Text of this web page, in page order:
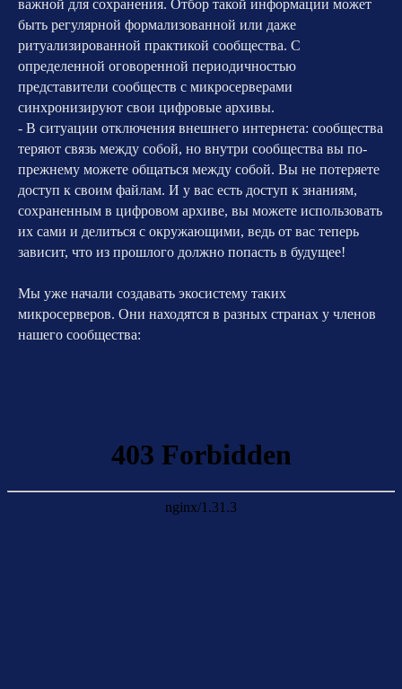
важной для сохранения. Отбор такой информации может
быть регулярной формализованной или даже
ритуализированной практикой сообщества. С
определенной оговоренной периодичностью
представители сообществ с микросерверами
синхронизируют свои цифровые архивы.
- В ситуации отключения внешнего интернета: сообщества
теряют связь между собой, но внутри сообщества вы по-
прежнему можете общаться между собой. Вы не потеряете
доступ к своим файлам. И у вас есть доступ к знаниям,
сохраненным в цифровом архиве, вы можете использовать
их сами и делиться с окружающими, ведь от вас теперь
зависит, что из прошлого должно попасть в будущее!
Мы уже начали создавать экосистему таких
микросерверов. Они находятся в разных странах у членов
нашего сообщества: